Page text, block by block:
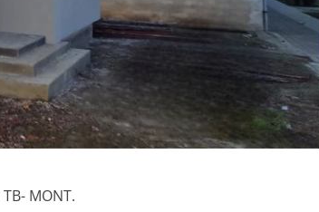
TB- MONT.